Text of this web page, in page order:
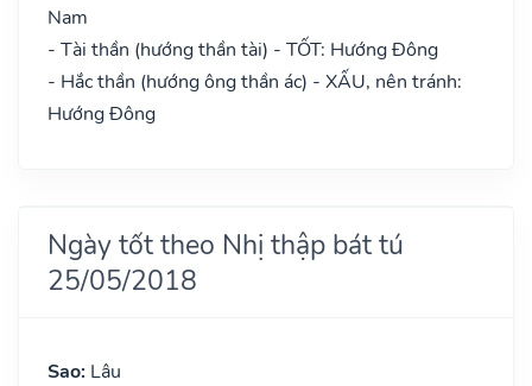
Nam
- Tài thần (hướng thần tài) - TỐT: Hướng Đông
- Hắc thần (hướng ông thần ác) - XẤU, nên tránh:
Hướng Đông
Ngày tốt theo Nhị thập bát tú
25/05/2018
Sao: Lâu